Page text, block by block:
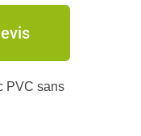
PVC sans